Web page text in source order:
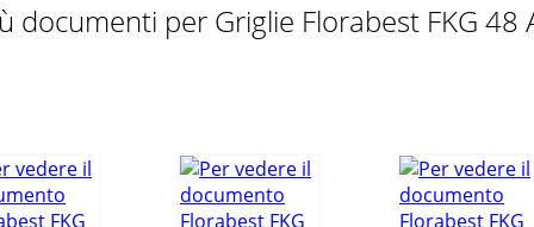
uchwyt 4 za pomocą śrub M5 x 12 B, podkładek Ø6 E,
documenti per Griglie Florabest FKG 48